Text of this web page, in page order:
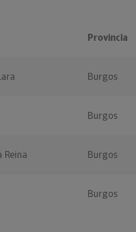
Provincia
Burgos
Burgos
Reina Burgos
Burgos